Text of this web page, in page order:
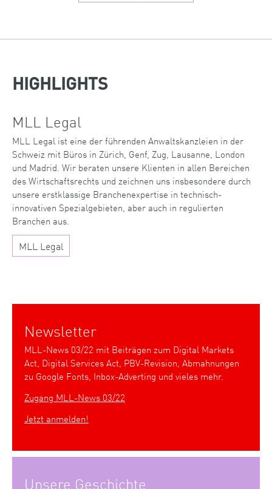
HIGHLIGHTS
MLL Legal
MLL Legal ist eine der führenden Anwaltskanzleien in der
Schweiz mit Büros in Zürich, Genf, Zug, Lausanne, London
und Madrid. Wir beraten unsere Klienten in allen Bereichen
des Wirtschaftsrechts und zeichnen uns insbesondere durch
unsere erstklassige Branchenexpertise in technisch-
innovativen Spezialgebieten, aber auch in regulierten
Branchen aus.
MLL Legal
Newsletter
MLL-News 03/22 mit Beiträgen zum Digital Markets
Act, Digital Services Act, PBV-Revision, Abmahnungen
zu Google Fonts, Inbox-Adverting und vieles mehr.
Zugang MLL-News 03/22
Jetzt anmelden!
Unsere Geschichte